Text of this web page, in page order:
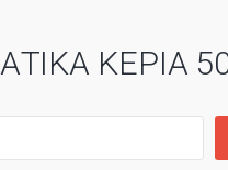
ΚΕΡΙΆ